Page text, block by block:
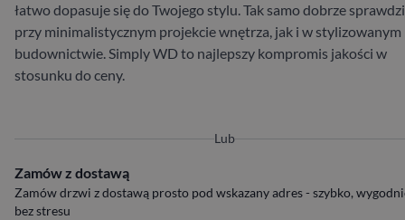
łatwo dopasuje się do Twojego stylu. Tak samo dobrze
przy minimalistycznym projekcie wnętrza, jak i w stylizowanym
budownictwie. Simply WD to najlepszy kompromis jakości w
stosunku do ceny.
Lub
Zamów z dostawą
Zamów drzwi z dostawą prosto pod wskazany adres - szybko,
bez stresu